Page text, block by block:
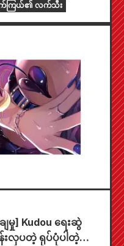
က်ကြယ်၏ လက်သီး
မှု] Kudou ရေးဆွဲ
းလှပတဲ့ ရုပ်ပုံပါတဲ့